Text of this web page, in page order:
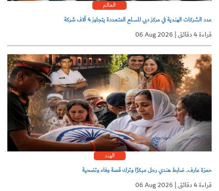
العالم
عدد الشركات الهندية في مركز دبي للسلع المتعددة يتجاوز 4 آلاف شركة
06 Aug 2026 | قراءة 4 دقائق
الهند
حمزة عارف.. ضابط هندي رحل مبكرًا وترك قصة وفاء وتضحية
06 Aug 2026 | قراءة 4 دقائق